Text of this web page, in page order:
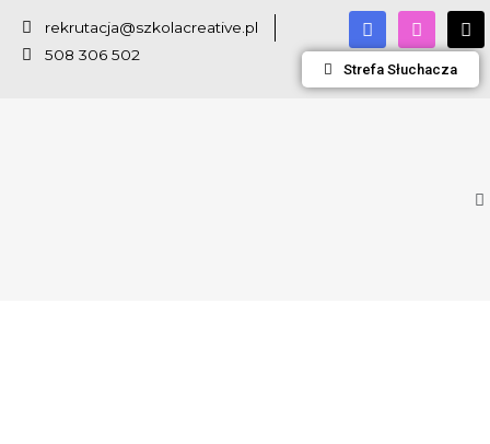
rekrutacja@szkolacreative.pl
508 306 502
Strefa Słuchacza